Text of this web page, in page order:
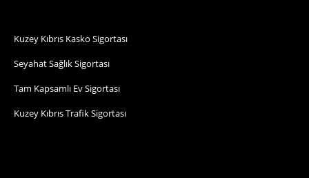
Kuzey Kıbrıs Kasko Sigortası
Seyahat Sağlık Sigortası
Tam Kapsamlı Ev Sigortası
Kuzey Kıbrıs Trafik Sigortası